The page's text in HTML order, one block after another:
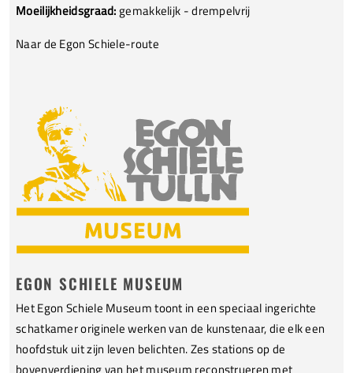
Moeilijkheidsgraad: gemakkelijk - drempelvrij
Naar de Egon Schiele-route
EGON SCHIELE MUSEUM
Het Egon Schiele Museum toont in een speciaal ingerichte
schatkamer originele werken van de kunstenaar, die elk een
hoofdstuk uit zijn leven belichten. Zes stations op de